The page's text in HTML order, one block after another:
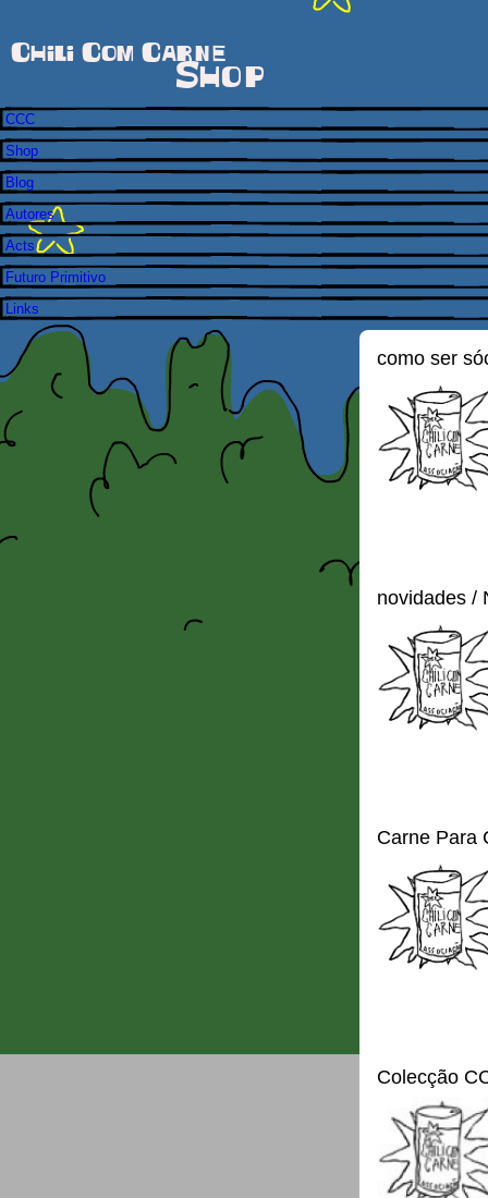
Chili Com Carne
Shop
CCC
Shop
Blog
Autores
Acts
Futuro Primitivo
Links
como ser
novidades /
Carne Para
Colecção